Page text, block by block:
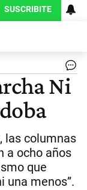
SUSCRIBITE
Ni
las columnas
a ocho años
que
una menos”.